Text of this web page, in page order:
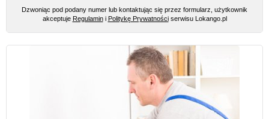
Dzwoniąc pod podany numer lub kontaktując się przez formularz, użytkownik
akceptuje Regulamini Politykę Prywatnościserwisu Lokango.pl